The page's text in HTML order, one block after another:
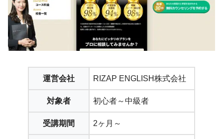
運営会社 RIZAP ENGLISH株式会社
対象者 初心者～中級者
受講期間 2ヶ月～